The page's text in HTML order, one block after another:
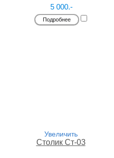
5 000.-
Подробнее
Увеличить
Столик Ст-03